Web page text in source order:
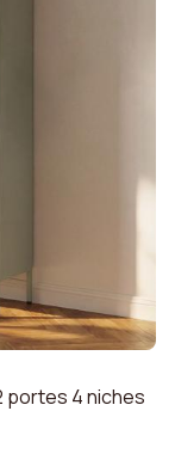
portes 4 niches